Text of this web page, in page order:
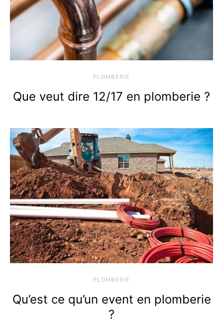
PLOMBERIE
Que veut dire 12/17 en plomberie ?
PLOMBERIE
Qu’est ce qu’un event en plomberie
?